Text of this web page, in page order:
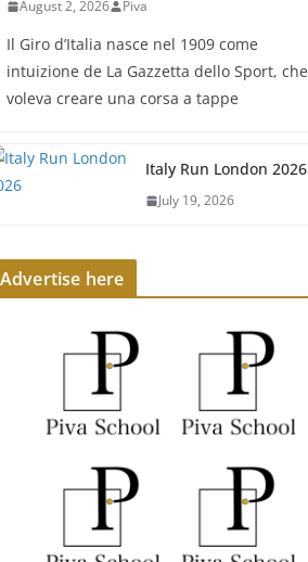
August 2, 2026 Piva
Il Giro d’Italia nasce nel 1909 come
intuizione de La Gazzetta dello Sport, che
voleva creare una corsa a tappe
Italy Run London 2026
July 19, 2026
Advertise here